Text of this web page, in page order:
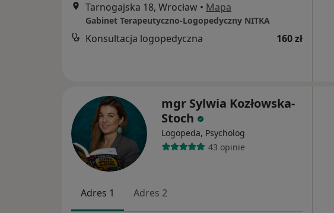
Tarnogajska 18, Wrocław • Mapa
Gabinet Terapeutyczno-Logopedyczny NITKA
Konsultacja logopedyczna 160 zł
mgr Sylwia Kozłowska-
Stoch
Logopeda, Psycholog
43 opinie
Adres 1 Adres 2